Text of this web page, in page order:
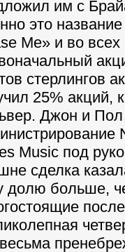
им с
это
Me» и во
стерлингов
25% акций,
Джон и
Music под
сделка
долю больше,